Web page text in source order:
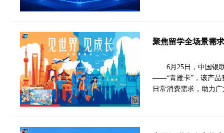
聚焦留学全场景需
6月25日，中国银
——“青雁卡”，该产品
日常消费需求，助力